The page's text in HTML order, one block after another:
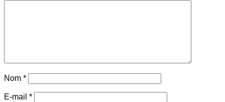
Nom *
E-mail *